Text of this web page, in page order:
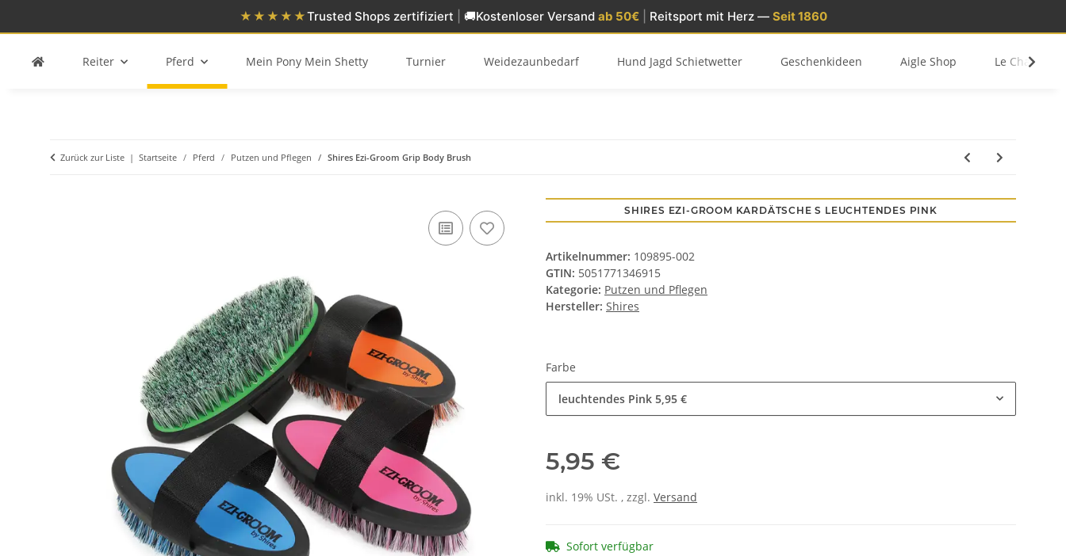
★★★★★Trusted Shops zertifiziert 🚚Kostenloser Versand ab 50€ Reitsport mit Herz — Seit 1860
Reiter Pferd Mein Pony Mein Shetty Turnier Weidezaunbedarf Hund Jagd Schietwetter Geschenkideen Aigle Shop Le
Zurück zur Liste Startseite Pferd Putzen und Pflegen Shires Ezi-Groom Grip Body Brush
SHIRES EZI-GROOM KARDÄTSCHE S LEUCHTENDES PINK
Artikelnummer: 109895-002
GTIN: 5051771346915
Kategorie: Putzen und Pflegen
Hersteller: Shires
Farbe
leuchtendes Pink 5,95 €
5,95 €
inkl. 19% USt. , zzgl. Versand
Sofort verfügbar